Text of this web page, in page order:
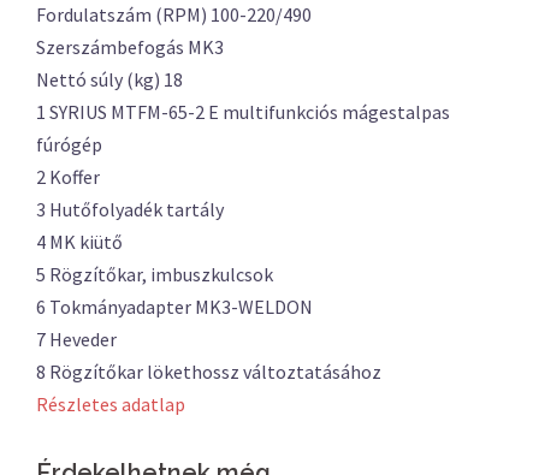
Fordulatszám (RPM) 100-220/490
Szerszámbefogás MK3
Nettó súly (kg) 18
1 SYRIUS MTFM-65-2 E multifunkciós mágestalpas
fúrógép
2 Koffer
3 Hutőfolyadék tartály
4 MK kiütő
5 Rögzítőkar, imbuszkulcsok
6 Tokmányadapter MK3-WELDON
7 Heveder
8 Rögzítőkar lökethossz változtatásához
Részletes adatlap